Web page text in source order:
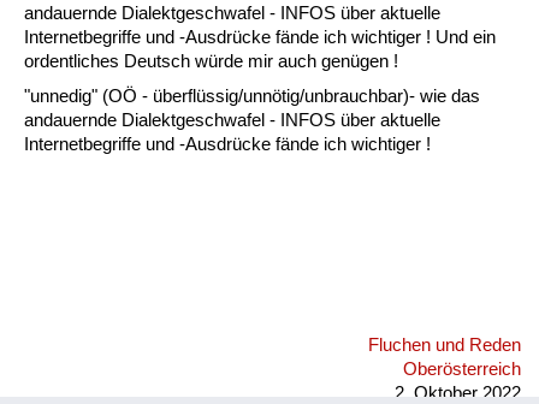
andauernde Dialektgeschwafel - INFOS über aktuelle
Internetbegriffe und -Ausdrücke fände ich wichtiger ! Und ein
ordentliches Deutsch würde mir auch genügen !
"unnedig" (OÖ - überflüssig/unnötig/unbrauchbar)- wie das
andauernde Dialektgeschwafel - INFOS über aktuelle
Internetbegriffe und -Ausdrücke fände ich wichtiger !
Fluchen und Reden
Oberösterreich
2. Oktober 2022